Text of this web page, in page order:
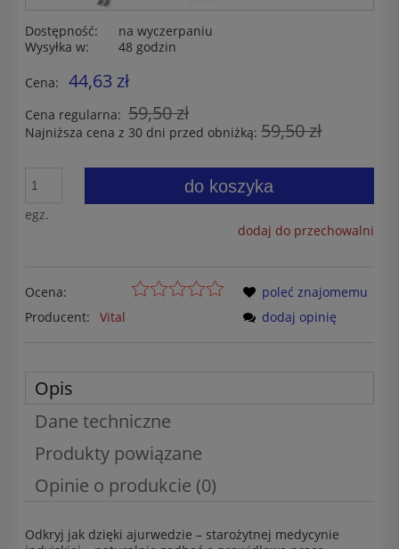
Dostępność:
na wyczerpaniu
Wysyłka w:
48 godzin
Cena: 44,63 zł
Cena regularna: 59,50 zł
Najniższa cena z 30 dni przed obniżką: 59,50 zł
egz.
do koszyka
dodaj do przechowalni
Ocena:
Producent:
Vital
poleć znajomemu
dodaj opinię
Opis
Dane techniczne
Produkty powiązane
Opinie o produkcie (0)
Odkryj jak dzięki ajurwedzie – starożytnej medycynie